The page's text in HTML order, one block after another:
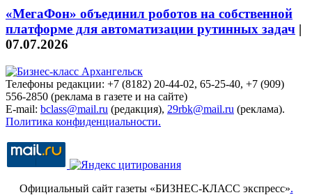
«МегаФон» объединил роботов на собственной
платформе для автоматизации рутинных задач |
07.07.2026
Телефоны редакции: +7 (8182) 20-44-02, 65-25-40, +7 (909)
556-2850 (реклама в газете и на сайте)
E-mail: bclass@mail.ru (редакция), 29rbk@mail.ru (реклама).
Политика конфиденциальности.
Официальный сайт газеты «БИЗНЕС-КЛАСС экспресс».